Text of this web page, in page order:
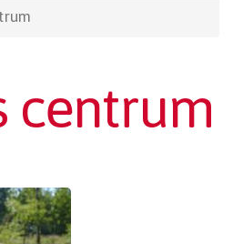
centrum